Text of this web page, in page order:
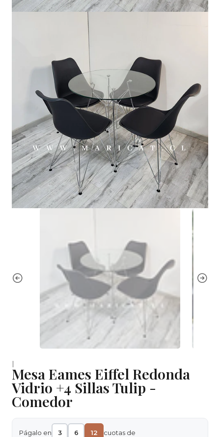
|
Mesa Eames Eiffel Redonda
Vidrio +4 Sillas Tulip -
Comedor
Págalo en 3 6 12 cuotas de